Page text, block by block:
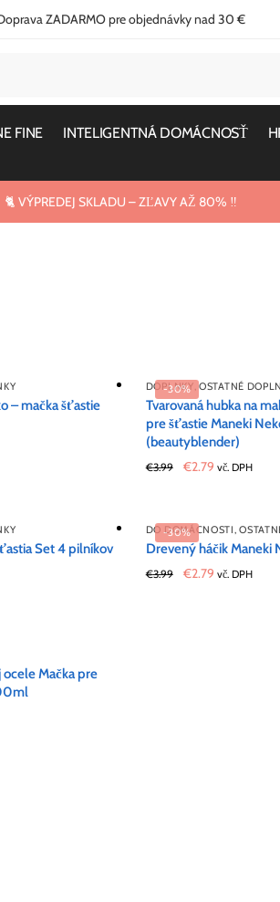
ZADARMO pre objednávky nad 30 €
FINE INTELIGENTNÁ DOMÁCNOSŤ
🐈 VÝPREDEJ SKLADU – ZĽAVY AŽ 80% ‼️
– mačka šťastie
-30%
DOPLNKY,OSTATNÉ
Tvarovaná hubka na
pre šťastie Maneki
(beautyblender)
€3.99
Original
€3.99.
€2.79Current
€2.79.
vč. DPH
Set 4 pilníkov
-30%
DO DOMÁCNOSTI,
Drevený háčik Maneki
€3.99
Original
€2.79Current
vč. DPH
Mačka pre